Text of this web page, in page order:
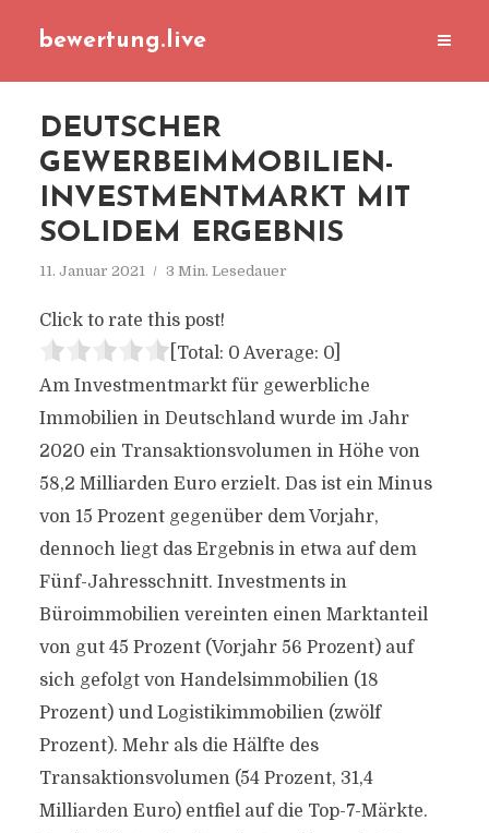
bewertung.live
DEUTSCHER
GEWERBEIMMOBILIEN-
INVESTMENTMARKT MIT
SOLIDEM ERGEBNIS
11. Januar 2021 3 Min. Lesedauer
Click to rate this post!
[Total: 0 Average: 0]
Am Investmentmarkt für gewerbliche
Immobilien in Deutschland wurde im Jahr
2020 ein Transaktionsvolumen in Höhe von
58,2 Milliarden Euro erzielt. Das ist ein Minus
von 15 Prozent gegenüber dem Vorjahr,
dennoch liegt das Ergebnis in etwa auf dem
Fünf-Jahresschnitt. Investments in
Büroimmobilien vereinten einen Marktanteil
von gut 45 Prozent (Vorjahr 56 Prozent) auf
sich gefolgt von Handelsimmobilien (18
Prozent) und Logistikimmobilien (zwölf
Prozent). Mehr als die Hälfte des
Transaktionsvolumen (54 Prozent, 31,4
Milliarden Euro) entfiel auf die Top-7-Märkte.